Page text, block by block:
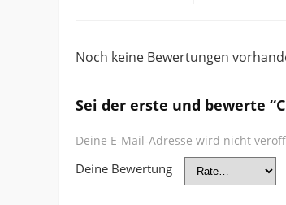
Noch keine Bewertungen
Sei der erste und bewerte
Deine E-Mail-Adresse wird nicht
Deine Bewertung